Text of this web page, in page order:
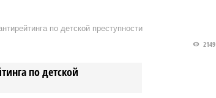
интерната. Однако главбух
по детской преступности
по детской
2149